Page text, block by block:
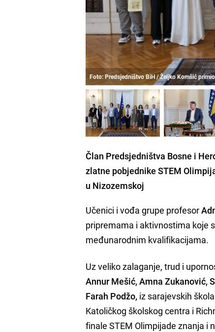
Foto: Predsjedništvo BiH / Željko Komšić
Član Predsjedništva Bosne i
zlatne pobjednike STEM
u Nizozemskoj
Učenici i vođa grupe profesor
pripremama i aktivnostima koje
međunarodnim kvalifikacijama.
Uz veliko zalaganje, trud i
Annur Mešić, Amna Zukanović,
Farah Podžo, iz sarajevskih
Katoličkog školskog centra i
finale STEM Olimpijade znanja i